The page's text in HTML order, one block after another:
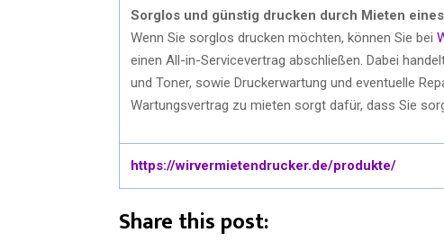
Sorglos und günstig drucken durch Mieten
Wenn Sie sorglos drucken möchten, können Sie bei
einen All-in-Servicevertrag abschließen. Dabei
und Toner, sowie Druckerwartung und eventuelle
Wartungsvertrag zu mieten sorgt dafür, dass Sie
https://wirvermietendrucker.de/produkte/
Share this post: